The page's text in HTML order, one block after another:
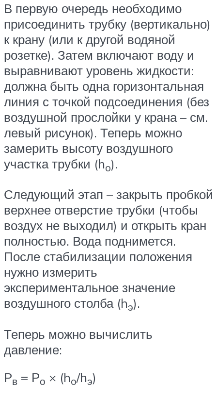
В первую очередь необходимо
присоединить трубку (вертикально)
к крану (или к другой водяной
розетке). Затем включают воду и
выравнивают уровень жидкости:
должна быть одна горизонтальная
линия с точкой подсоединения (без
воздушной прослойки у крана – см.
левый рисунок). Теперь можно
замерить высоту воздушного
участка трубки (ho).
Следующий этап – закрыть пробкой
верхнее отверстие трубки (чтобы
воздух не выходил) и открыть кран
полностью. Вода поднимется.
После стабилизации положения
нужно измерить
экспериментальное значение
воздушного столба (hэ).
Теперь можно вычислить
давление:
Рв = Ро × (ho/hэ)